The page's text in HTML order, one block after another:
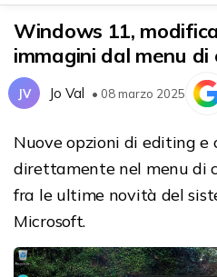
Windows 11,
immagini dal menu di
JV Jo Val • 08 marzo 2025
Nuove opzioni di editing e
direttamente nel menu di
fra le ultime novità del
Microsoft.